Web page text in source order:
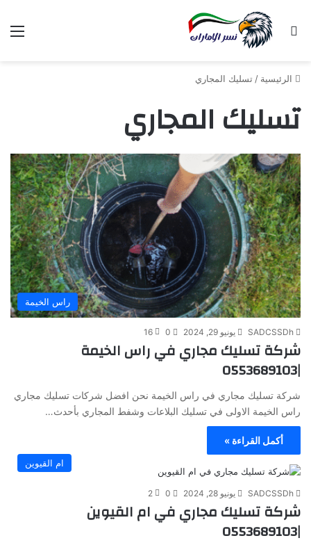
بحث عن
الرئيسية / تسليك المجاري
تسليك المجاري
راس الخيمة
SADCSSDh يونيو 29, 2024 0
16
شركة تسليك مجاري في راس الخيمة
|0553689103
شركة تسليك مجاري في راس الخيمة نحن افضل شركات تسليك مجاري
راس الخيمة الاولى في تسليك البلاعات وشفط المجاري بأحدث…
أكمل القراءة »
ام القيوين
SADCSSDh يونيو 28, 2024 0
2
شركة تسليك مجاري في ام القيوين
|0553689103